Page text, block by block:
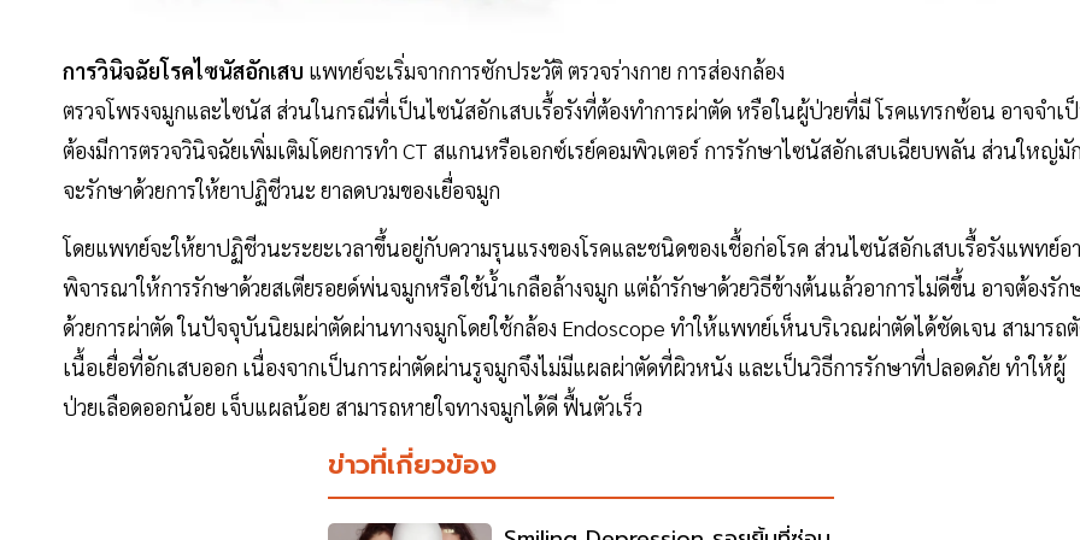
การวินิจฉัยโรคไซนัสอักเสบ แพทย์จะเริ่มจากการซักประวัติ ตรวจร่างกาย การส่องกล้อง
ตรวจโพรงจมูกและไซนัส ส่วนในกรณีที่เป็นไซนัสอักเสบเรื้อรังที่ต้องทำการผ่าตัด หรือในผู้ป่วยที่มี โรคแทรกซ้อน อาจจำเ
ต้องมีการตรวจวินิจฉัยเพิ่มเติมโดยการทำ CT สแกนหรือเอกซ์เรย์คอมพิวเตอร์ การรักษาไซนัสอักเสบเฉียบพลัน ส่วนใหญ่มัก
จะรักษาด้วยการให้ยาปฏิชีวนะ ยาลดบวมของเยื่อจมูก
โดยแพทย์จะให้ยาปฏิชีวนะระยะเวลาขึ้นอยู่กับความรุนแรงของโรคและชนิดของเชื้อก่อโรค ส่วนไซนัสอักเสบเรื้อรังแพทย์อ
พิจารณาให้การรักษาด้วยสเตียรอยด์พ่นจมูกหรือใช้น้ำเกลือล้างจมูก แต่ถ้ารักษาด้วยวิธีข้างต้นแล้วอาการไม่ดีขึ้น อาจต้องรัก
ด้วยการผ่าตัด ในปัจจุบันนิยมผ่าตัดผ่านทางจมูกโดยใช้กล้อง Endoscope ทำให้แพทย์เห็นบริเวณผ่าตัดได้ชัดเจน สามารถ
เนื้อเยื่อที่อักเสบออก เนื่องจากเป็นการผ่าตัดผ่านรูจมูกจึงไม่มีแผลผ่าตัดที่ผิวหนัง และเป็นวิธีการรักษาที่ปลอดภัย ทำให้ผู้
ป่วยเลือดออกน้อย เจ็บแผลน้อย สามารถหายใจทางจมูกได้ดี ฟื้นตัวเร็ว
ข่าวที่เกี่ยวข้อง